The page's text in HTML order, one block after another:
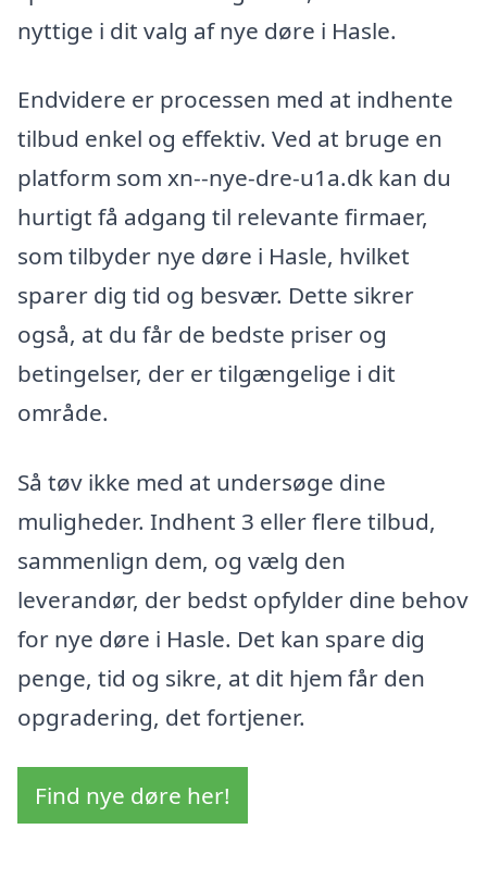
nyttige i dit valg af nye døre i Hasle.
Endvidere er processen med at indhente
tilbud enkel og effektiv. Ved at bruge en
platform som xn--nye-dre-u1a.dk kan du
hurtigt få adgang til relevante firmaer,
som tilbyder nye døre i Hasle, hvilket
sparer dig tid og besvær. Dette sikrer
også, at du får de bedste priser og
betingelser, der er tilgængelige i dit
område.
Så tøv ikke med at undersøge dine
muligheder. Indhent 3 eller flere tilbud,
sammenlign dem, og vælg den
leverandør, der bedst opfylder dine behov
for nye døre i Hasle. Det kan spare dig
penge, tid og sikre, at dit hjem får den
opgradering, det fortjener.
Find nye døre her!